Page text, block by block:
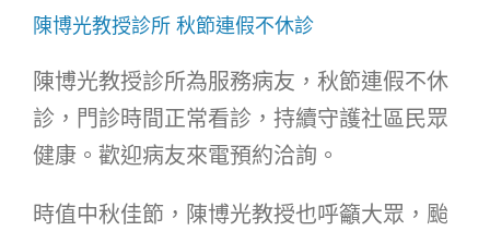
陳博光教授診所 秋節連假不休診
陳博光教授診所為服務病友，秋節連假不休
診，門診時間正常看診，持續守護社區民眾
健康。歡迎病友來電預約洽詢。
時值中秋佳節，陳博光教授也呼籲大眾，颱